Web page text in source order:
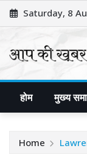
Skip
to
Saturday, 8
होम मुख्य
Home